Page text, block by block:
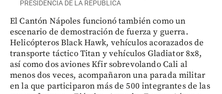
PRESIDENCIA DE LA REPÚBLICA
El Cantón Nápoles funcionó también como un
escenario de demostración de fuerza y guerra.
Helicópteros Black Hawk, vehículos acorazados de
transporte táctico Titan y vehículos Gladiator 8x8,
así como dos aviones Kfir sobrevolando Cali al
menos dos veces, acompañaron una parada militar
en la que participaron más de 500 integrantes de las